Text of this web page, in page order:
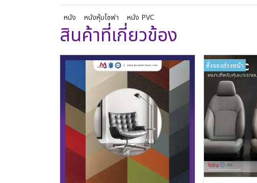
หนัง หนังหุ้มโซฟา หนัง PVC
สินค้าที่เกี่ยวข้อง
สั่งจองล่วงหน้า